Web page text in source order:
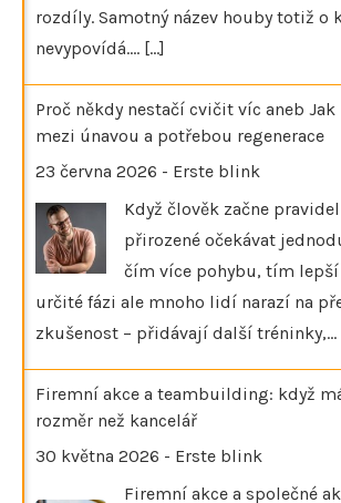
rozdíly. Samotný název houby totiž o
nevypovídá.… [...]
Proč někdy nestačí cvičit víc aneb
mezi únavou a potřebou regenerace
23 června 2026 - Erste blink
Když člověk začne
přirozené očekávat
čím více pohybu, tím lepší
určité fázi ale mnoho lidí narazí na
zkušenost – přidávají další tréninky,…
Firemní akce a teambuilding: když
rozměr než kancelář
30 května 2026 - Erste blink
Firemní akce a společné